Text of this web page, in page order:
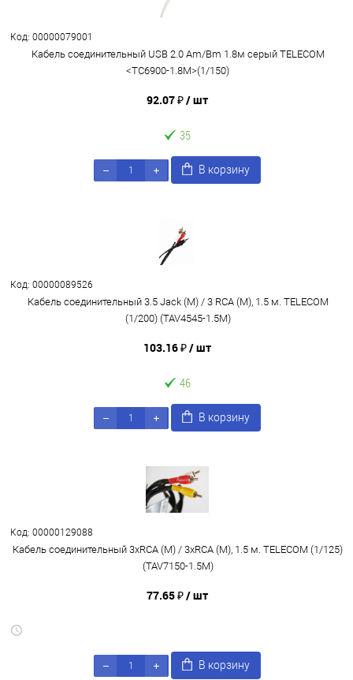
Код: 00000079001
Кабель соединительный USB 2.0 Am/Bm 1.8м серый TELECOM
<TC6900-1.8M>(1/150)
92.07 ₽/ шт
35
В корзину
Код: 00000089526
Кабель соединительный 3.5 Jack (M) / 3 RCA (M), 1.5 м. TELECOM
(1/200) (TAV4545-1.5M)
103.16 ₽/ шт
46
В корзину
Код: 00000129088
Кабель соединительный 3xRCA (M) / 3xRCA (M), 1.5 м. TELECOM (1/125)
(TAV7150-1.5M)
77.65 ₽/ шт
В корзину